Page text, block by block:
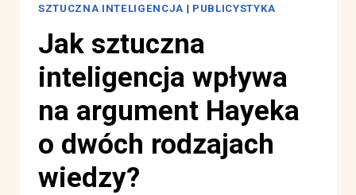
SZTUCZNA INTELIGENCJA | PUBLICYSTYKA
Jak sztuczna
inteligencja wpływa
na argument Hayeka
o dwóch rodzajach
wiedzy?